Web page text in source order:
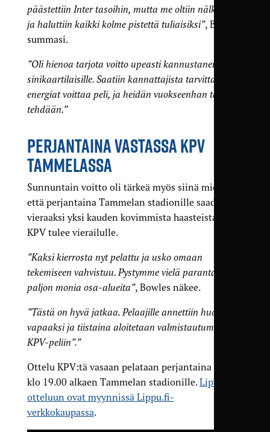
päästettiin Inter tasoihin, mutta me oltiin nälkäisiä
ja haluttiin kaikki kolme pistettä tuliaisiksi”, Bowles
summasi.
”Oli hienoa tarjota voitto upeasti kannustaneille
sinikaartilaisille. Saatiin kannattajista tarvittavat
energiat voittaa peli, ja heidän vuokseenhan tätä
tehdään.”
PERJANTAINA VASTASSA KPV
TAMMELASSA
Sunnuntain voitto oli tärkeä myös siinä mielessä,
että perjantaina Tammelan stadionille saadaan
vieraaksi yksi kauden kovimmista haasteista, kun
KPV tulee vierailulle.
”Kaksi kierrosta nyt pelattu ja usko omaan
tekemiseen vahvistuu. Pystymme vielä parantamaan
paljon monia osa-alueita”, Bowles näkee.
”Tästä on hyvä jatkaa. Pelaajille annettiin huominen
vapaaksi ja tiistaina aloitetaan valmistautuminen
KPV-peliin”.”
Ottelu KPV:tä vasaan pelataan perjantaina 25.4.
klo 19.00 alkaen Tammelan stadionille.Liput
otteluun ovat myynnissä Lippu.fi-
verkkokaupassa.